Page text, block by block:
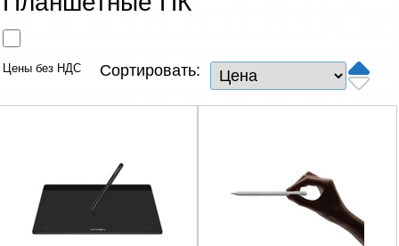
Сетевые товары
ТВ, Фото и электроника
Renewd техника, Outlet
Цены без НДС Сортировать: